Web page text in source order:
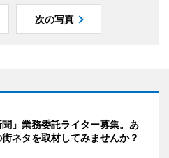
次の写真
聞」業務委託ライター募集。あ
ネタを取材してみませんか？